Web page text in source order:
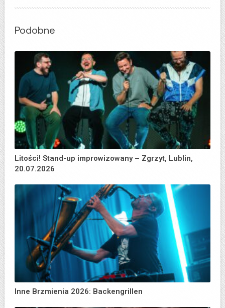
Podobne
Litości! Stand-up improwizowany – Zgrzyt, Lublin,
20.07.2026
Inne Brzmienia 2026: Backengrillen